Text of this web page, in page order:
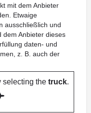
mit dem Anbieter
Etwaige
ausschließlich und
dem Anbieter dieses
daten- und
z. B. auch der
selecting the truck.